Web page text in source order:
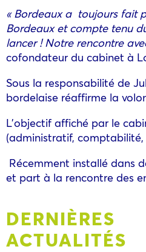
« Bordeaux a toujours fait
Bordeaux et compte tenu
lancer ! Notre rencontre
cofondateur du cabinet à
Sous la responsabilité de
bordelaise réaffirme la
L’objectif affiché par le
(administratif,
Récemment installé dans
et part à la rencontre des
DERNIÈRES
ACTUALITÉS